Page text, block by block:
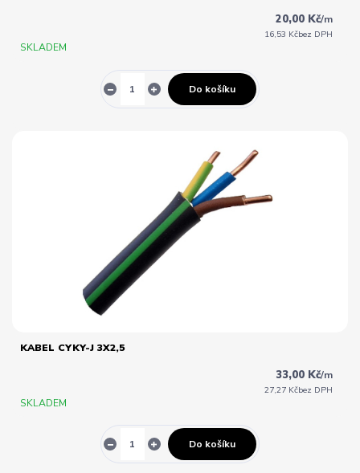
20,00 Kč/m
16,53 Kčbez DPH
SKLADEM
Do košíku
KABEL CYKY-J 3X2,5
33,00 Kč/m
27,27 Kčbez DPH
SKLADEM
Do košíku